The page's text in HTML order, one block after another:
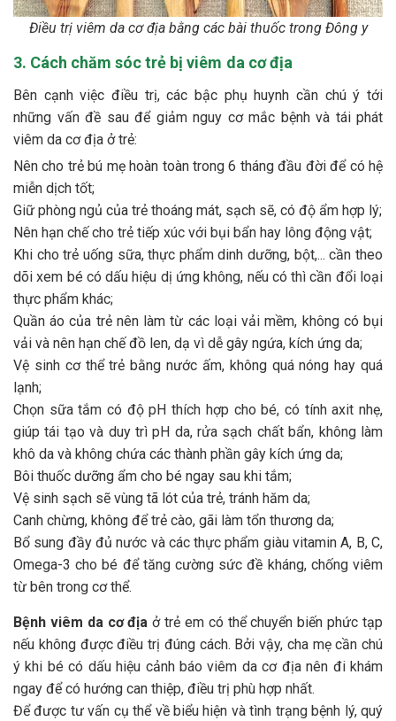
Điều trị viêm da cơ địa bằng các bài thuốc trong Đông y
3. Cách chăm sóc trẻ bị viêm da cơ địa
Bên cạnh việc điều trị, các bậc phụ huynh cần chú ý tới
những vấn đề sau để giảm nguy cơ mắc bệnh và tái phát
viêm da cơ địa ở trẻ:
Nên cho trẻ bú mẹ hoàn toàn trong 6 tháng đầu đời để có hệ
miễn dịch tốt;
Giữ phòng ngủ của trẻ thoáng mát, sạch sẽ, có độ ẩm hợp lý;
Nên hạn chế cho trẻ tiếp xúc với bụi bẩn hay lông động vật;
Khi cho trẻ uống sữa, thực phẩm dinh dưỡng, bột,... cần theo
dõi xem bé có dấu hiệu dị ứng không, nếu có thì cần đổi loại
thực phẩm khác;
Quần áo của trẻ nên làm từ các loại vải mềm, không có bụi
vải và nên hạn chế đồ len, dạ vì dễ gây ngứa, kích ứng da;
Vệ sinh cơ thể trẻ bằng nước ấm, không quá nóng hay quá
lạnh;
Chọn sữa tắm có độ pH thích hợp cho bé, có tính axit nhẹ,
giúp tái tạo và duy trì pH da, rửa sạch chất bẩn, không làm
khô da và không chứa các thành phần gây kích ứng da;
Bôi thuốc dưỡng ẩm cho bé ngay sau khi tắm;
Vệ sinh sạch sẽ vùng tã lót của trẻ, tránh hăm da;
Canh chừng, không để trẻ cào, gãi làm tổn thương da;
Bổ sung đầy đủ nước và các thực phẩm giàu vitamin A, B, C,
Omega-3 cho bé để tăng cường sức đề kháng, chống viêm
từ bên trong cơ thể.
Bệnh viêm da cơ địa ở trẻ em có thể chuyển biến phức tạp
nếu không được điều trị đúng cách. Bởi vậy, cha mẹ cần chú
ý khi bé có dấu hiệu cảnh báo viêm da cơ địa nên đi khám
ngay để có hướng can thiệp, điều trị phù hợp nhất.
Để được tư vấn cụ thể về biểu hiện và tình trạng bệnh lý, quý